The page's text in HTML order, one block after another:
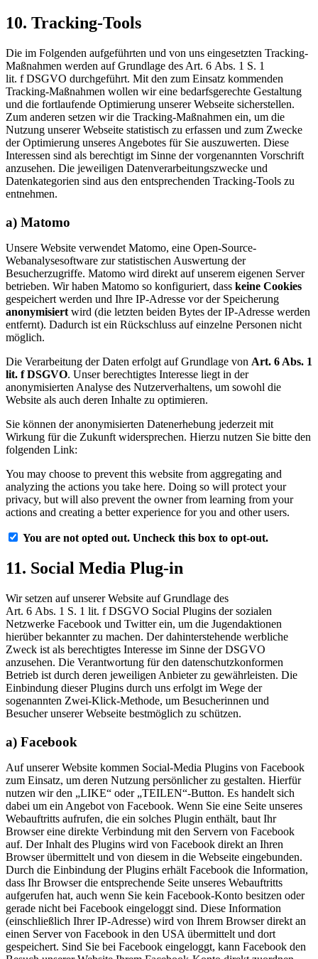
10. Tracking-Tools
Die im Folgenden aufgeführten und von uns eingesetzten Tracking-
Maßnahmen werden auf Grundlage des Art. 6 Abs. 1 S. 1
lit. f DSGVO durchgeführt. Mit den zum Einsatz kommenden
Tracking‑Maßnahmen wollen wir eine bedarfsgerechte Gestaltung
und die fortlaufende Optimierung unserer Webseite sicherstellen.
Zum anderen setzen wir die Tracking-Maßnahmen ein, um die
Nutzung unserer Webseite statistisch zu erfassen und zum Zwecke
der Optimierung unseres Angebotes für Sie auszuwerten. Diese
Interessen sind als berechtigt im Sinne der vorgenannten Vorschrift
anzusehen. Die jeweiligen Datenverarbeitungszwecke und
Datenkategorien sind aus den entsprechenden Tracking-Tools zu
entnehmen.
a) Matomo
Unsere Website verwendet Matomo, eine Open-Source-
Webanalysesoftware zur statistischen Auswertung der
Besucherzugriffe. Matomo wird direkt auf unserem eigenen Server
betrieben. Wir haben Matomo so konfiguriert, dass keine Cookies
gespeichert werden und Ihre IP-Adresse vor der Speicherung
anonymisiert wird (die letzten beiden Bytes der IP-Adresse werden
entfernt). Dadurch ist ein Rückschluss auf einzelne Personen nicht
möglich.
Die Verarbeitung der Daten erfolgt auf Grundlage von Art. 6 Abs. 1
lit. f DSGVO. Unser berechtigtes Interesse liegt in der
anonymisierten Analyse des Nutzerverhaltens, um sowohl die
Website als auch deren Inhalte zu optimieren.
Sie können der anonymisierten Datenerhebung jederzeit mit
Wirkung für die Zukunft widersprechen. Hierzu nutzen Sie bitte den
folgenden Link:
You may choose to prevent this website from aggregating and
analyzing the actions you take here. Doing so will protect your
privacy, but will also prevent the owner from learning from your
actions and creating a better experience for you and other users.
You are not opted out. Uncheck this box to opt-out.
11. Social Media Plug-in
Wir setzen auf unserer Website auf Grundlage des
Art. 6 Abs. 1 S. 1 lit. f DSGVO Social Plugins der sozialen
Netzwerke Facebook und Twitter ein, um die Jugendaktionen
hierüber bekannter zu machen. Der dahinterstehende werbliche
Zweck ist als berechtigtes Interesse im Sinne der DSGVO
anzusehen. Die Verantwortung für den datenschutzkonformen
Betrieb ist durch deren jeweiligen Anbieter zu gewährleisten. Die
Einbindung dieser Plugins durch uns erfolgt im Wege der
sogenannten Zwei‑Klick‑Methode, um Besucherinnen und
Besucher unserer Webseite bestmöglich zu schützen.
a) Facebook
Auf unserer Website kommen Social-Media Plugins von Facebook
zum Einsatz, um deren Nutzung persönlicher zu gestalten. Hierfür
nutzen wir den „LIKE“ oder „TEILEN“-Button. Es handelt sich
dabei um ein Angebot von Facebook. Wenn Sie eine Seite unseres
Webauftritts aufrufen, die ein solches Plugin enthält, baut Ihr
Browser eine direkte Verbindung mit den Servern von Facebook
auf. Der Inhalt des Plugins wird von Facebook direkt an Ihren
Browser übermittelt und von diesem in die Webseite eingebunden.
Durch die Einbindung der Plugins erhält Facebook die Information,
dass Ihr Browser die entsprechende Seite unseres Webauftritts
aufgerufen hat, auch wenn Sie kein Facebook-Konto besitzen oder
gerade nicht bei Facebook eingeloggt sind. Diese Information
(einschließlich Ihrer IP‑Adresse) wird von Ihrem Browser direkt an
einen Server von Facebook in den USA übermittelt und dort
gespeichert. Sind Sie bei Facebook eingeloggt, kann Facebook den